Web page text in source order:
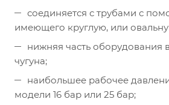
соединяется с трубами с
имеющего круглую, или
нижняя часть оборудования
чугуна;
наибольшее рабочее
модели 16 бар или 25 бар;